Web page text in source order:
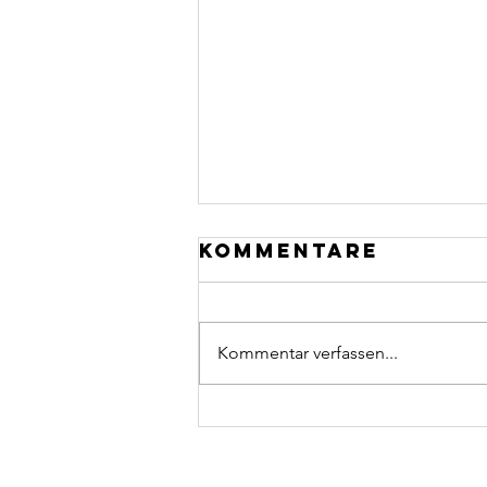
Karin Zumsteg:
Kommentare
Kommentar verfassen...